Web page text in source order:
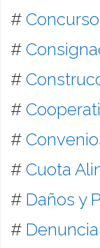
#
#
#
#
#
# Cuota
# Daños y
# Denuncia